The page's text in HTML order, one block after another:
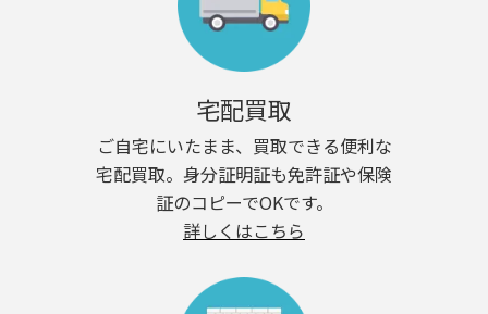
宅配買取
ご自宅にいたまま、買取できる便利な
宅配買取。身分証明証も免許証や保険
証のコピーでOKです。
詳しくはこちら